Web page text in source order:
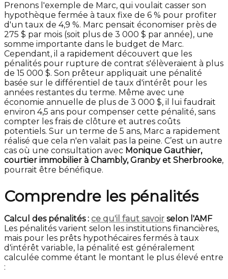
Prenons l'exemple de Marc, qui voulait casser son
hypothèque fermée à taux fixe de 6 % pour profiter
d'un taux de 4,9 %. Marc pensait économiser près de
275 $ par mois (soit plus de 3 000 $ par année), une
somme importante dans le budget de Marc.
Cependant, il a rapidement découvert que les
pénalités pour rupture de contrat s'élèveraient à plus
de 15 000 $. Son prêteur appliquait une pénalité
basée sur le différentiel de taux d'intérêt pour les
années restantes du terme. Même avec une
économie annuelle de plus de 3 000 $, il lui faudrait
environ 4,5 ans pour compenser cette pénalité, sans
compter les frais de clôture et autres coûts
potentiels. Sur un terme de 5 ans, Marc a rapidement
réalisé que cela n'en valait pas la peine. C’est un autre
cas où une consultation avec Monique Gauthier,
courtier immobilier à Chambly, Granby et Sherbrooke,
pourrait être bénéfique.
Comprendre les pénalités
Calcul des pénalités : ce qu'il faut savoir selon l'AMF
Les pénalités varient selon les institutions financières,
mais pour les prêts hypothécaires fermés à taux
d'intérêt variable, la pénalité est généralement
calculée comme étant le montant le plus élevé entre
: